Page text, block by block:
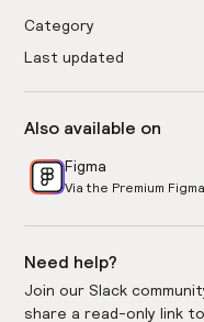
Category
Last updated
Also available on
Figma
Via the Premium
Need help?
Join our Slack
share a read-only link